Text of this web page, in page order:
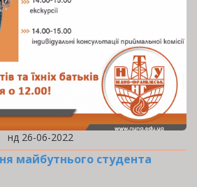
нд 26-06-2022
майбутнього студента